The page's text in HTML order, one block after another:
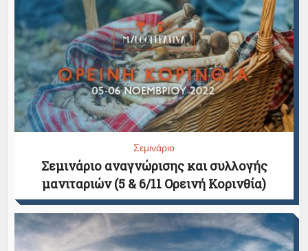
Σεμινάριο
Σεμινάριο αναγνώρισης και συλλογής
μανιταριών (5 & 6/11 Ορεινή Κορινθία)